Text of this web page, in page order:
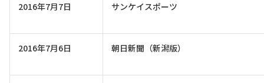
2016年7月7日 サンケイスポーツ
2016年7月6日 朝日新聞（新潟版）